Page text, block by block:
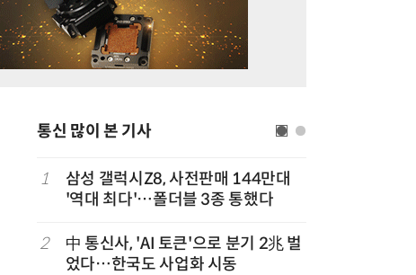
통신 많이 본 기사
1
삼성 갤럭시Z8, 사전판매 144만대
'역대 최다'…폴더블 3종 통했다
2
中 통신사, 'AI 토큰'으로 분기 2兆 벌
었다…한국도 사업화 시동